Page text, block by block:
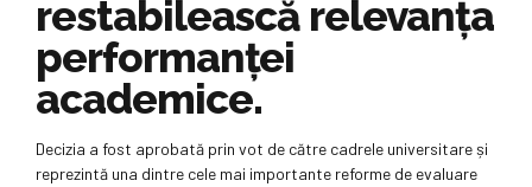
restabilească relevanța
performanței
academice.
Decizia a fost aprobată prin vot de către cadrele universitare și
reprezintă una dintre cele mai importante reforme de evaluare